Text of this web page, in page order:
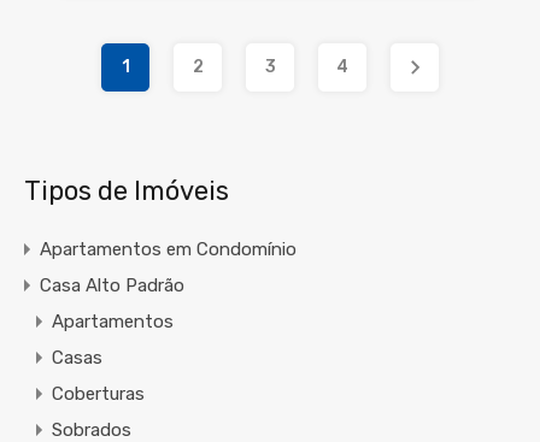
1 2 3 4
Tipos de Imóveis
Apartamentos em Condomínio
Casa Alto Padrão
Apartamentos
Casas
Coberturas
Sobrados